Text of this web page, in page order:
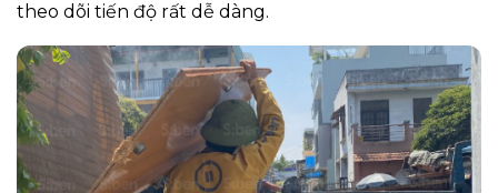
theo dõi tiến độ rất dễ dàng.